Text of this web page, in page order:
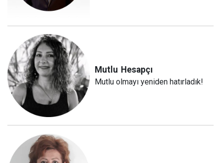
Mutlu Hesapçı
Mutlu olmayı yeniden hatırladık!